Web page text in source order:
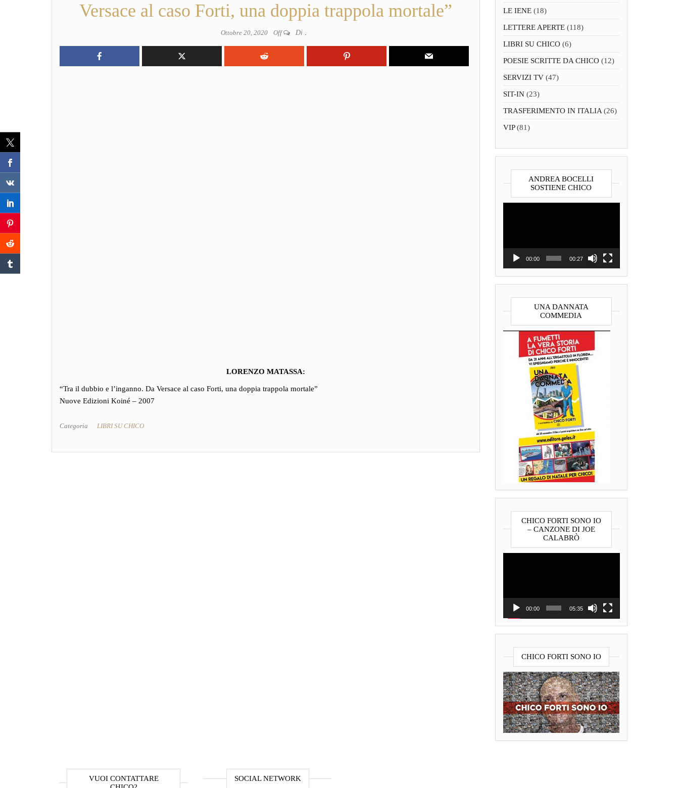
Versace al caso Forti, una doppia trappola mortale”
Ottobre 20, 2020 Off Di .
LORENZO MATASSA:
“Tra il dubbio e l’inganno. Da Versace al caso Forti, una doppia trappola mortale”
Nuove Edizioni Koiné – 2007
Categoria LIBRI SU CHICO
LE IENE(18)
LETTERE APERTE(118)
LIBRI SU CHICO(6)
POESIE SCRITTE DA CHICO(12)
SERVIZI TV(47)
SIT-IN(23)
TRASFERIMENTO IN ITALIA(26)
VIP(81)
ANDREA BOCELLI
SOSTIENE CHICO
00:00 00:27
UNA DANNATA
COMMEDIA
CHICO FORTI SONO IO
– CANZONE DI JOE
CALABRÒ
00:00 05:35
CHICO FORTI SONO IO
VUOI CONTATTARE
SOCIAL NETWORK